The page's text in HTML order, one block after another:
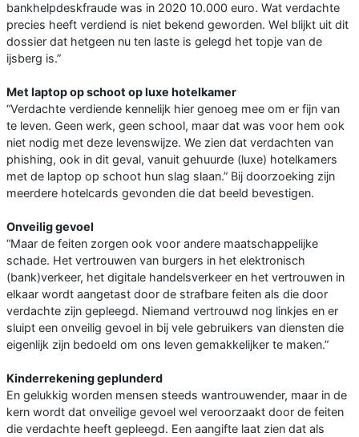
bankhelpdeskfraude was in 2020 10.000 euro. Wat verdachte
precies heeft verdiend is niet bekend geworden. Wel blijkt uit dit
dossier dat hetgeen nu ten laste is gelegd het topje van de
ijsberg is.”
Met laptop op schoot op luxe hotelkamer
“Verdachte verdiende kennelijk hier genoeg mee om er fijn van
te leven. Geen werk, geen school, maar dat was voor hem ook
niet nodig met deze levenswijze. We zien dat verdachten van
phishing, ook in dit geval, vanuit gehuurde (luxe) hotelkamers
met de laptop op schoot hun slag slaan.” Bij doorzoeking zijn
meerdere hotelcards gevonden die dat beeld bevestigen.
Onveilig gevoel
“Maar de feiten zorgen ook voor andere maatschappelijke
schade. Het vertrouwen van burgers in het elektronisch
(bank)verkeer, het digitale handelsverkeer en het vertrouwen in
elkaar wordt aangetast door de strafbare feiten als die door
verdachte zijn gepleegd. Niemand vertrouwd nog linkjes en er
sluipt een onveilig gevoel in bij vele gebruikers van diensten die
eigenlijk zijn bedoeld om ons leven gemakkelijker te maken.”
Kinderrekening geplunderd
En gelukkig worden mensen steeds wantrouwender, maar in de
kern wordt dat onveilige gevoel wel veroorzaakt door de feiten
die verdachte heeft gepleegd. Een aangifte laat zien dat als